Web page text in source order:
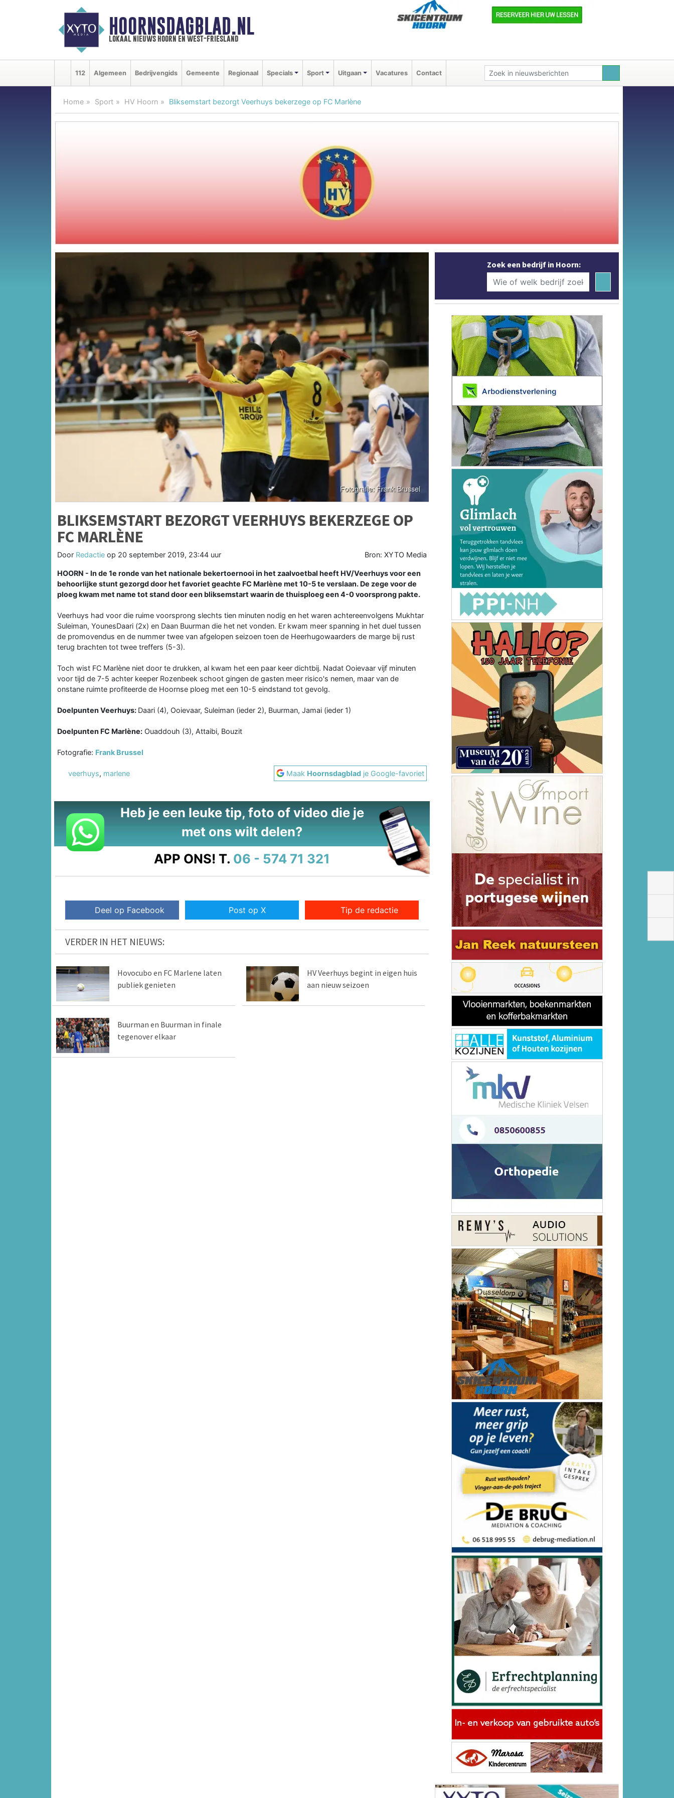
HOORNSDAGBLAD.NL
lokaal nieuws hoorn en west-friesland
112 Algemeen Bedrijvengids Gemeente Regionaal Specials Sport Uitgaan Vacatures Contact
Home Sport HV Hoorn Bliksemstart bezorgt Veerhuys bekerzege op FC Marlène
BLIKSEMSTART BEZORGT VEERHUYS BEKERZEGE OP
FC MARLÈNE
Door Redactie op 20 september 2019, 23:44 uur Bron: XYTO Media
HOORN - In de 1e ronde van het nationale bekertoernooi in het zaalvoetbal heeft HV/Veerhuys voor een
behoorlijke stunt gezorgd door het favoriet geachte FC Marlène met 10-5 te verslaan. De zege voor de
ploeg kwam met name tot stand door een bliksemstart waarin de thuisploeg een 4-0 voorsprong pakte.
Veerhuys had voor die ruime voorsprong slechts tien minuten nodig en het waren achtereenvolgens Mukhtar
Suleiman, YounesDaari (2x) en Daan Buurman die het net vonden. Er kwam meer spanning in het duel tussen
de promovendus en de nummer twee van afgelopen seizoen toen de Heerhugowaarders de marge bij rust
terug brachten tot twee treffers (5-3).
Toch wist FC Marlène niet door te drukken, al kwam het een paar keer dichtbij. Nadat Ooievaar vijf minuten
voor tijd de 7-5 achter keeper Rozenbeek schoot gingen de gasten meer risico's nemen, maar van de
onstane ruimte profiteerde de Hoornse ploeg met een 10-5 eindstand tot gevolg.
Doelpunten Veerhuys: Daari (4), Ooievaar, Suleiman (ieder 2), Buurman, Jamai (ieder 1)
Doelpunten FC Marlène: Ouaddouh (3), Attaibi, Bouzit
Fotografie: Frank Brussel
veerhuys, marlene Maak Hoornsdagblad je Google-favoriet
Heb je een leuke tip, foto of video die je
met ons wilt delen?
APP ONS! T. 06 - 574 71 321
Deel op Facebook Post op X Tip de redactie
VERDER IN HET NIEUWS:
Hovocubo en FC Marlene laten
publiek genieten
HV Veerhuys begint in eigen huis
aan nieuw seizoen
Buurman en Buurman in finale
tegenover elkaar
Zoek een bedrijf in Hoorn: